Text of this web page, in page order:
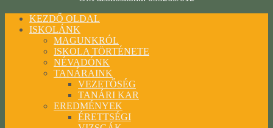
KEZDŐ OLDAL
ISKOLÁNK
MAGUNKRÓL
ISKOLA TÖRTÉNETE
NÉVADÓNK
TANÁRAINK
VEZETŐSÉG
TANÁRI KAR
EREDMÉNYEK
ÉRETTSÉGI